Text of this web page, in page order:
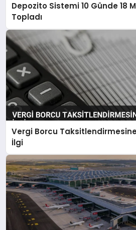
Depozito Sistemi 10 Günde 18
Topladı
Vergi Borcu Taksitlendirmesine
İlgi